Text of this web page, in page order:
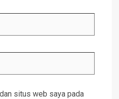
situs web saya pada